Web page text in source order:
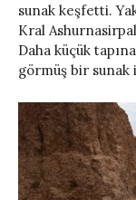
sunak keşfetti.
Kral Ashurnasirpal
Daha küçük
görmüş bir sunak